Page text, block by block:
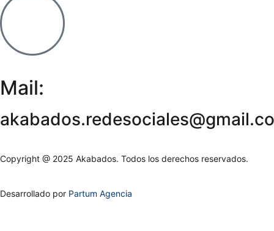
Mail:
Copyright @ 2025 Akabados. Todos los derechos reservados.
Desarrollado por Partum Agencia